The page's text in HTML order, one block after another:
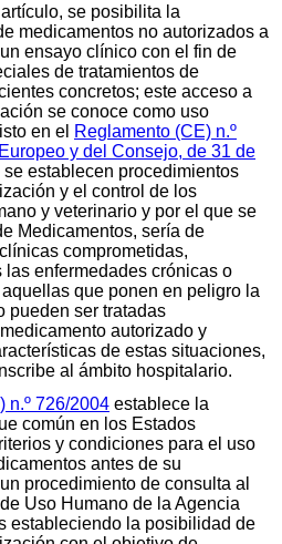
se posibilita la
medicamentos no autorizados a
ensayo clínico con el fin de
de tratamientos de
concretos; este acceso a
se conoce como uso
en el Reglamento (CE) n.º
y del Consejo, de 31 de
se establecen procedimientos
y el control de los
y veterinario y por el que se
Medicamentos, sería de
comprometidas,
enfermedades crónicas o
que ponen en peligro la
pueden ser tratadas
autorizado y
de estas situaciones,
al ámbito hospitalario.
n.º 726/2004 establece la
común en los Estados
y condiciones para el uso
antes de su
procedimiento de consulta al
Uso Humano de la Agencia
estableciendo la posibilidad de